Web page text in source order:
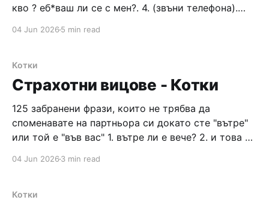
кво ? еб*ваш ли се с мен?. 4. (звъни телефона).
04 Jun 2026 5 min read
Котки
Страхотни вицове - Котки
125 забранени фрази, които не трябва да
споменавате на партньора си докато сте "вътре"
или той е "във вас" 1. вътре ли е вече? 2. и това ли
04 Jun 2026 3 min read
Котки